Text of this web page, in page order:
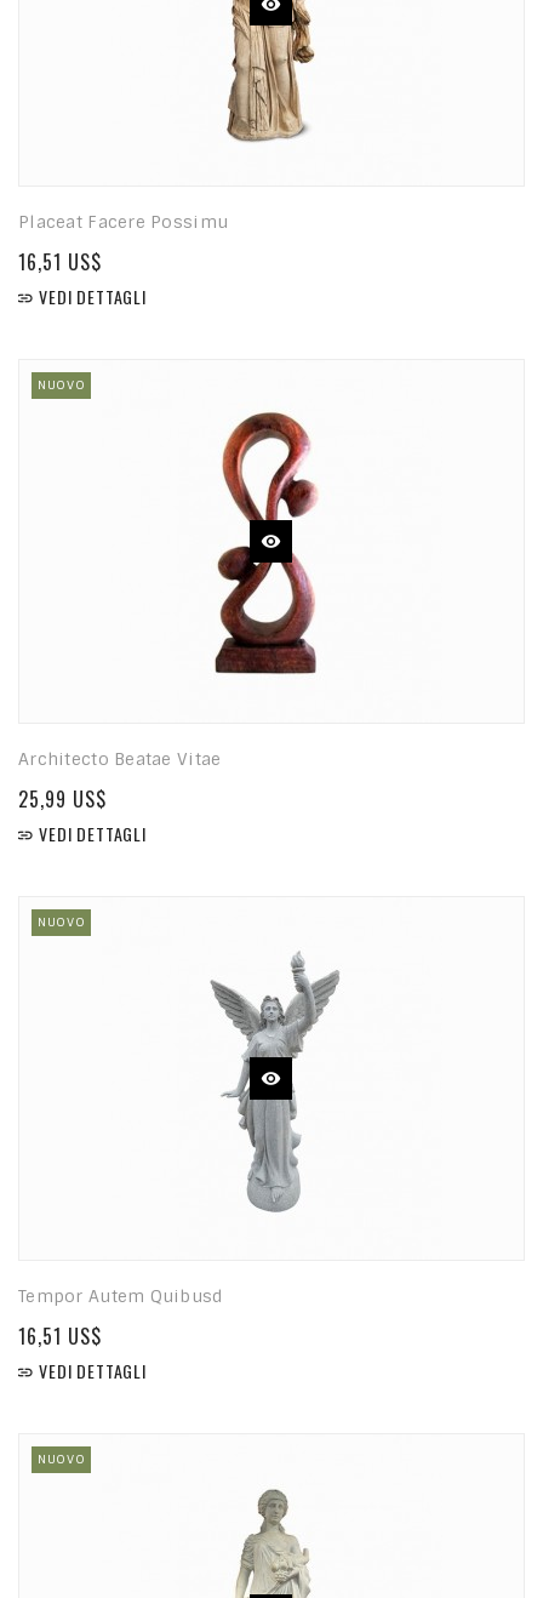
Placeat Facere Possimu
16,51 US$
 VEDI DETTAGLI
NUOVO
Architecto Beatae Vitae
25,99 US$
 VEDI DETTAGLI
NUOVO
Tempor Autem Quibusd
16,51 US$
 VEDI DETTAGLI
NUOVO